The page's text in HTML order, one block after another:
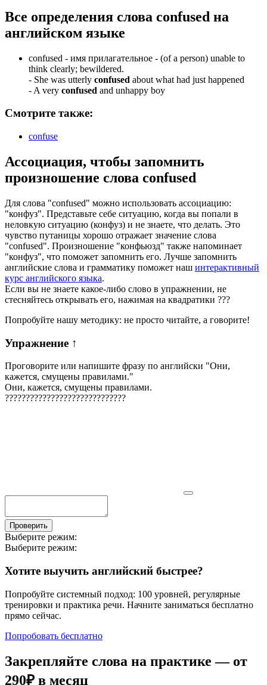
Все определения слова confused на
английском языке
confused - имя прилагательное - (of a person) unable to
think clearly; bewildered.
- She was utterly confused about what had just happened
- A very confused and unhappy boy
Смотрите также:
confuse
Ассоциация, чтобы запомнить
произношение слова confused
Для слова "confused" можно использовать ассоциацию:
"конфуз". Представьте себе ситуацию, когда вы попали в
неловкую ситуацию (конфуз) и не знаете, что делать. Это
чувство путаницы хорошо отражает значение слова
"confused". Произношение "конфьюзд" также напоминает
"конфуз", что поможет запомнить его. Лучше запомнить
английские слова и грамматику поможет наш интерактивный
курс английского языка.
Если вы не знаете какое-либо слово в упражнении, не
стесняйтесь открывать его, нажимая на квадратики ???
Попробуйте нашу методику: не просто читайте, а говорите!
Упражнение ↑
Проговорите или напишите фразу по английски "Они,
кажется, смущены правилами."
Они, кажется, смущены правилами.
?????????????????????????????
Проверить
Выберите режим:
Выберите режим:
Хотите выучить английский быстрее?
Попробуйте системный подход: 100 уровней, регулярные
тренировки и практика речи. Начните заниматься бесплатно
прямо сейчас.
Попробовать бесплатно
Закрепляйте слова на практике — от
290₽ в месяц